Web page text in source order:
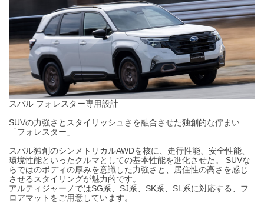
スバル フォレスター専用設計
SUVの力強さとスタイリッシュさを融合させた独創的な佇まい
「フォレスター」
スバル独創のシンメトリカルAWDを核に、走行性能、安全性能、
環境性能といったクルマとしての基本性能を進化させた。 SUVな
らではのボディの厚みを意識した力強さと、居住性の高さを感じ
させるスタイリングが魅力的です。
アルティジャーノではSG系、SJ系、SK系、SL系に対応する、フ
ロアマットをご用意しています。